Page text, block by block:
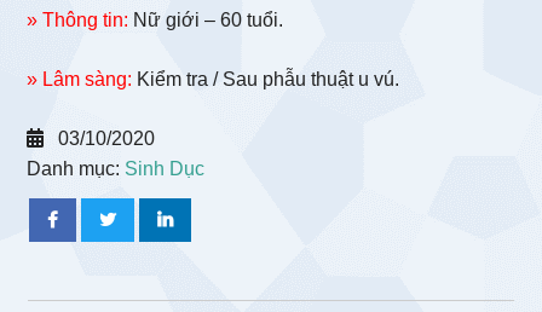
» Thông tin: Nữ giới – 60 tuổi.
» Lâm sàng: Kiểm tra / Sau phẫu thuật u vú.
03/10/2020
Danh mục: Sinh Dục